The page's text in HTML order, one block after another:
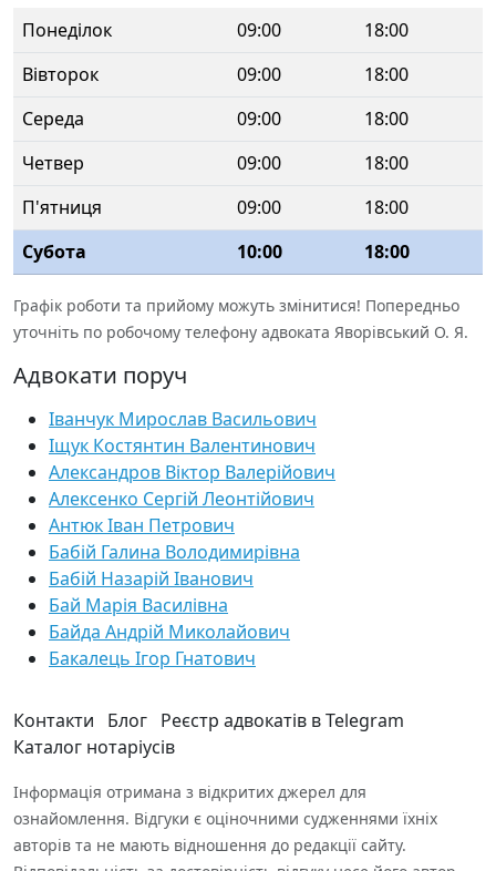
Понеділок 09:00
18:00
Вівторок
09:00
18:00
Середа
09:00
18:00
Четвер
09:00
18:00
П'ятниця
09:00
18:00
Субота
10:00 18:00
Графік роботи та прийому можуть змінитися! Попередньо
уточніть по робочому телефону адвоката Яворівський О. Я.
Адвокати поруч
Іванчук Мирослав Васильович
Іщук Костянтин Валентинович
Александров Віктор Валерійович
Алексенко Сергій Леонтійович
Антюк Іван Петрович
Бабій Галина Володимирівна
Бабій Назарій Іванович
Бай Марія Василівна
Байда Андрій Миколайович
Бакалець Ігор Гнатович
Контакти Блог Реєстр адвокатів в Telegram
Каталог нотаріусів
Інформація отримана з відкритих джерел для
ознайомлення. Відгуки є оціночними судженнями їхніх
авторів та не мають відношення до редакції сайту.